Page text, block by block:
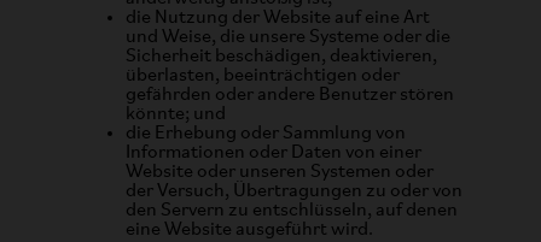
die Nutzung der Website auf eine Art
und Weise, die unsere Systeme oder die
Sicherheit beschädigen, deaktivieren,
überlasten, beeinträchtigen oder
gefährden oder andere Benutzer stören
könnte; und
die Erhebung oder Sammlung von
Informationen oder Daten von einer
Website oder unseren Systemen oder
der Versuch, Übertragungen zu oder von
den Servern zu entschlüsseln, auf denen
eine Website ausgeführt wird.